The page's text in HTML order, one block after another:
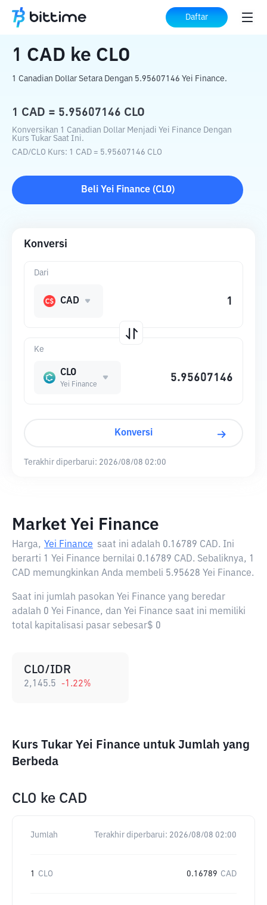
Daftar
Beranda Konverter Kripto ke CLO
1 CAD ke CLO
1 Canadian Dollar Setara Dengan 5.95607146 Yei Finance.
1 CAD = 5.95607146 CLO
Konversikan 1 Canadian Dollar Menjadi Yei Finance Dengan
Kurs Tukar Saat Ini.
CAD/CLO Kurs: 1 CAD = 5.95607146 CLO
Beli Yei Finance(CLO)
Konversi
Ke
CLO
Yei Finance
Dari
CAD
Konversi
Terakhir diperbarui: 2026/08/08 02:00
Market Yei Finance
Harga, Yei Finance saat ini adalah 0.16789 CAD. Ini
berarti 1 Yei Finance bernilai 0.16789 CAD. Sebaliknya, 1
CAD memungkinkan Anda membeli 5.95628 Yei Finance.
Saat ini jumlah pasokan Yei Finance yang beredar
adalah 0 Yei Finance, dan Yei Finance saat ini memiliki
total kapitalisasi pasar sebesar$ 0
CLO/IDR
2,145.5 -1.22%
Kurs Tukar Yei Finance untuk Jumlah yang
Berbeda
CLO ke CAD
Jumlah Terakhir diperbarui: 2026/08/08 02:00
1 CLO 0.16789 CAD